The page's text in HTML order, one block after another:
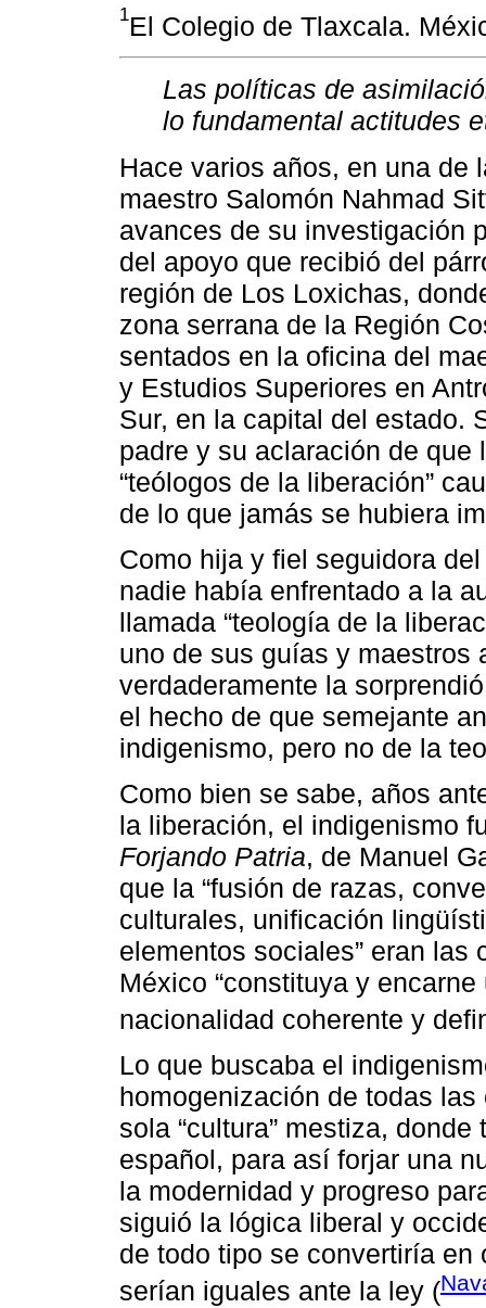
1El Colegio de Tlaxcala.
Las políticas de
lo fundamental actitudes
Hace varios años, en una de
maestro Salomón Nahmad
avances de su investigación
del apoyo que recibió del
región de Los Loxichas,
zona serrana de la Región
sentados en la oficina del
y Estudios Superiores en
Sur, en la capital del estado.
padre y su aclaración de
“teólogos de la liberación”
de lo que jamás se hubiera
Como hija y fiel seguidora
nadie había enfrentado a la
llamada “teología de la
uno de sus guías y maestros
verdaderamente la
el hecho de que semejante
indigenismo, pero no de la
Como bien se sabe, años
la liberación, el indigenismo
Forjando Patria, de Manuel
que la “fusión de razas,
culturales, unificación
elementos sociales” eran
México “constituya y
nacionalidad coherente y
Lo que buscaba el
homogenización de todas las
sola “cultura” mestiza,
español, para así forjar una
la modernidad y progreso
siguió la lógica liberal y
de todo tipo se convertiría
serían iguales ante la ley (